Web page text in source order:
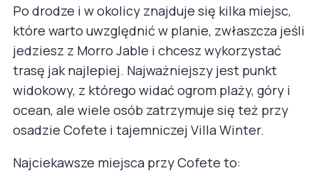
Po drodze i w okolicy znajduje się kilka miejsc,
które warto uwzględnić w planie, zwłaszcza jeśli
jedziesz z Morro Jable i chcesz wykorzystać
trasę jak najlepiej. Najważniejszy jest punkt
widokowy, z którego widać ogrom plaży, góry i
ocean, ale wiele osób zatrzymuje się też przy
osadzie Cofete i tajemniczej Villa Winter.
Najciekawsze miejsca przy Cofete to: